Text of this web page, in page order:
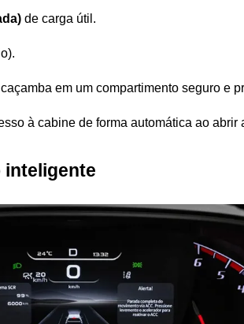
de carga útil.
em um compartimento seguro e
à cabine de forma automática ao abrir
inteligente